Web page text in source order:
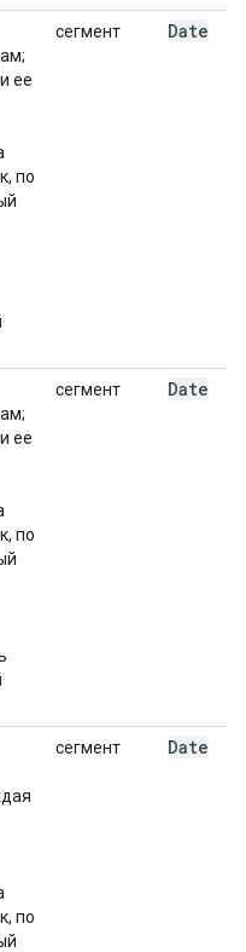
ее
по
сегмент Date
ее
по
сегмент Date
по
сегмент Date